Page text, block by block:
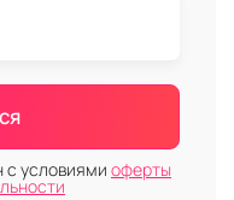
с условиями оферты